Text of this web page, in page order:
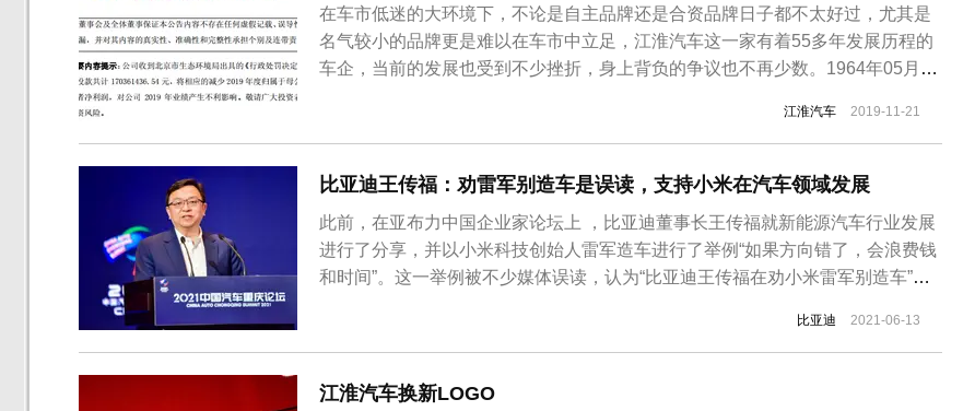
在车市低迷的大环境下，不论是自主品牌还是合资品牌日子都不太好过，尤其是
名气较小的品牌更是难以在车市中立足，江淮汽车这一家有着55多年发展历程的
车企，当前的发展也受到不少挫折，身上背负的争议也不再少数。1964年05月，
集商用车、乘用车及动力总成研发、制造、销售和服务于一体的综合型汽车厂
商，其中整车产品分为乘用车和商用车,乘用车包...
江淮汽车 2019-11-21
比亚迪王传福：劝雷军别造车是误读，支持小米在汽车领域发展
此前，在亚布力中国企业家论坛上 ，比亚迪董事长王传福就新能源汽车行业发展
进行了分享，并以小米科技创始人雷军造车进行了举例“如果方向错了，会浪费钱
和时间”。这一举例被不少媒体误读，认为“比亚迪王传福在劝小米雷军别造车”。
界造车50亿不算钱，比如像雷总准备投1000个亿，这都不是事，关键是这条路如
果错误的话就浪费了三年时间...
比亚迪 2021-06-13
江淮汽车换新LOGO